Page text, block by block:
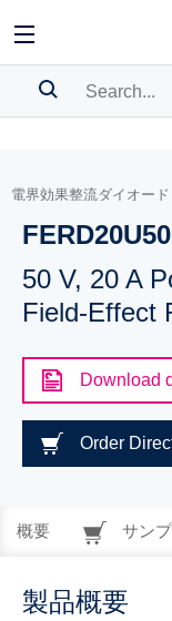
BOOKMARK
Pleaselog into
電界効果整流ダイオード
FERD20U50
50 V, 20 A
Field-Effect
Download
Order
概要 サン
製品概要